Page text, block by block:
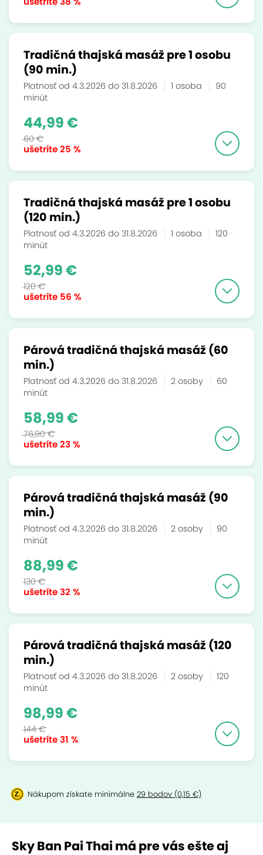
Tradičná thajská masáž pre 1 osobu
(90 min.)
Platnosť od 4.3.2026 do 31.8.2026 1 osoba
90
minút
ušetríte25 %
44,99 €
60 €
Tradičná thajská masáž pre 1 osobu
(120 min.)
Platnosť od 4.3.2026 do 31.8.2026 1 osoba
120
minút
ušetríte 56 %
52,99 €
120 €
Párová tradičná thajská masáž (60
min.)
Platnosť od 4.3.2026 do 31.8.2026 2 osoby
60
minút
ušetríte23 %
58,99 €
76,90 €
Párová tradičná thajská masáž (90
min.)
Platnosť od 4.3.2026 do 31.8.2026 2 osoby
90
minút
ušetríte32 %
88,99 €
130 €
Párová tradičná thajská masáž (120
min.)
Platnosť od 4.3.2026 do 31.8.2026 2 osoby
120
minút
ušetríte31 %
98,99 €
144 €
Nákupom získate minimálne 29 bodov (0,15 €)
Sky Ban Pai Thai má pre vás ešte aj